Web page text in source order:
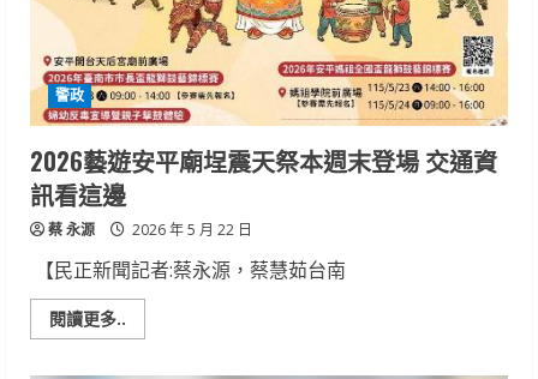
警政
2026藝遊安平廟埕震天祭本週末登場 交通資
訊看這邊
蔡 永源 2026 年 5 月 22 日
【民正新聞記者:蔡永源，蔡慧茹台南
閱讀更多..
more